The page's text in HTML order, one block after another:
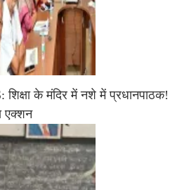
के मंदिर में नशे में प्रधानपाठक!
एक्शन